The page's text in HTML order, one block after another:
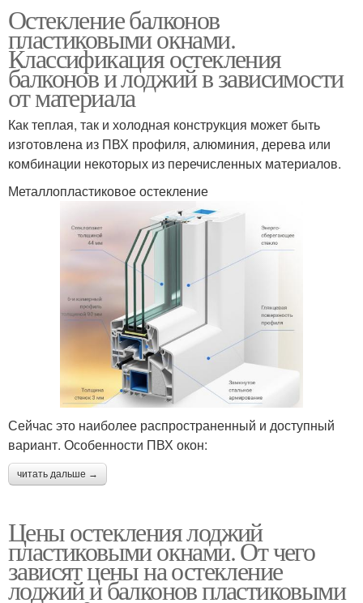
Остекление балконов
пластиковыми окнами.
Классификация остекления
балконов и лоджий в зависимости
от материала
Как теплая, так и холодная конструкция может быть
изготовлена из ПВХ профиля, алюминия, дерева или
комбинации некоторых из перечисленных материалов.
Металлопластиковое остекление
Сейчас это наиболее распространенный и доступный
вариант. Особенности ПВХ окон:
читать дальше →
Цены остекления лоджий
пластиковыми окнами. От чего
зависят цены на остекление
лоджий и балконов пластиковыми